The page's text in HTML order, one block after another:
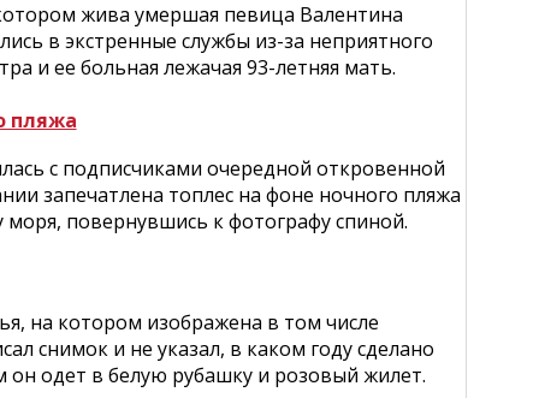
жива умершая певица Валентина
в экстренные службы из-за неприятного
и ее больная лежачая 93-летняя мать.
пляжа
с подписчиками очередной откровенной
запечатлена топлес на фоне ночного пляжа
повернувшись к фотографу спиной.
на котором изображена в том числе
снимок и не указал, в каком году сделано
он одет в белую рубашку и розовый жилет.